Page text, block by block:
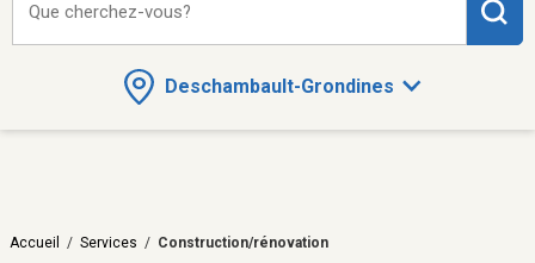
Deschambault-Grondines
Que cherchez-vous?
Accueil / Services / Construction/rénovation